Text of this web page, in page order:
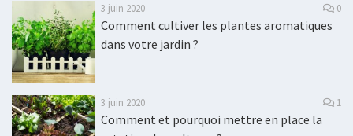
3 juin 2020 0
Comment cultiver les plantes aromatiques
dans votre jardin ?
3 juin 2020 1
Comment et pourquoi mettre en place la